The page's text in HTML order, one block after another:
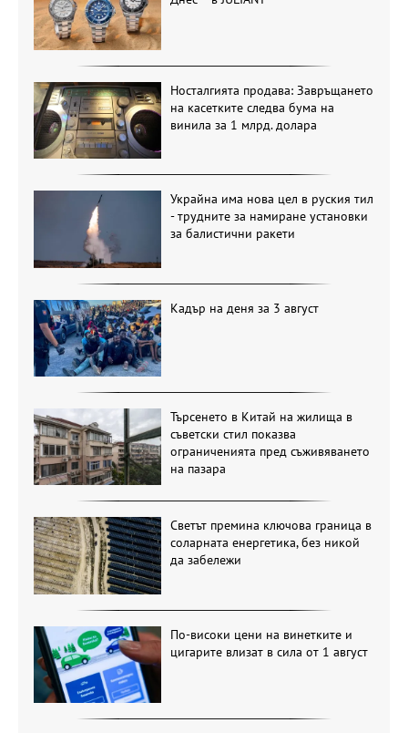
Носталгията продава: Завръщането
на касетките следва бума на
винила за 1 млрд. долара
Украйна има нова цел в руския тил
- трудните за намиране установки
за балистични ракети
Кадър на деня за 3 август
Търсенето в Китай на жилища в
съветски стил показва
ограниченията пред съживяването
на пазара
Светът премина ключова граница в
соларната енергетика, без никой
да забележи
По-високи цени на винетките и
цигарите влизат в сила от 1 август